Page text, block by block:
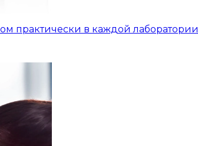
практически в каждой лаборатории